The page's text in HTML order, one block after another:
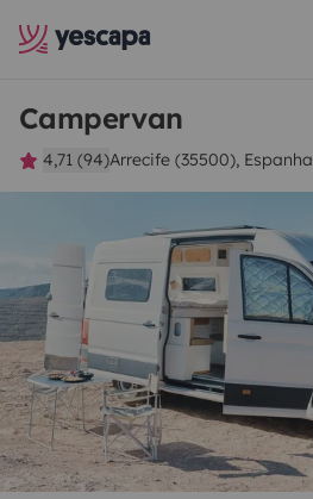
Campervan
4,71 (94)Arrecife (35500), Espanha